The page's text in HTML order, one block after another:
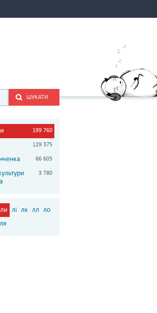
ШУКАТИ
199 760
129 375
66 605
3 780
ли лі лк лл ло
ля